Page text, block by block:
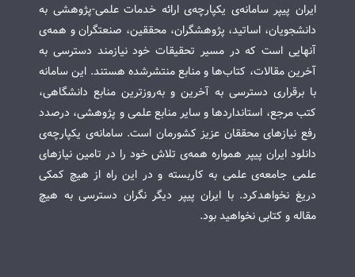
ایران پیپر سامانه‌ی یکپارچه‌ی ارائه خدمات علمی-پژوهشی به
دانشجویان، اساتید، پژوهشگران، محققین، صنعتگران و همه‌ی
آنهایی است که در مسیر تحقیقات خود نیازمند دسترسی به
آخرین مقالات، کتاب‌ها و منابع منتشرشده هستند. این سامانه
با برقراری دسترسی به آخرین و به‌روزترین منابع دانشگاهی،
کتب مرجع، استانداردها و سایر منابع علمی و پژوهشی، درصدد
رفع نیازهای محققان عزیز کشورمان است. سامانه‌ی یکپارچه‌ی
دانلود ایران پیپر همواره همه‌ی تلاش خود را در تامین نیازهای
علمی جامعه‌ی علمی به کاربسته و در این راه از هیچ کمکی
دریغ نخواهدکرد. با ایران پیپر دیگر نگران دسترسی به هیچ
مقاله و کتابی نخواهید بود.